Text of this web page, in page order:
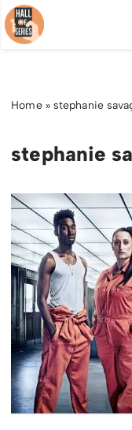
Vai
Home» stephanie
stephanie